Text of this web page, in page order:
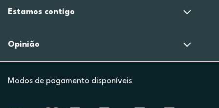
Estamos contigo
Opinião
Modos de pagamento disponíveis